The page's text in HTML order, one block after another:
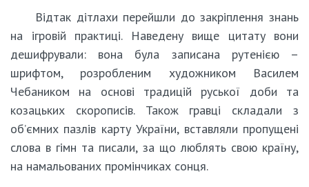
Відтак дітлахи перейшли до закріплення знань
на ігровій практиці. Наведену вище цитату вони
дешифрували: вона була записана рутенією –
шрифтом, розробленим художником Василем
Чебаником на основі традицій руської доби та
козацьких скорописів. Також гравці складали з
об’ємних пазлів карту України, вставляли пропущені
слова в гімн та писали, за що люблять свою країну,
на намальованих промінчиках сонця.